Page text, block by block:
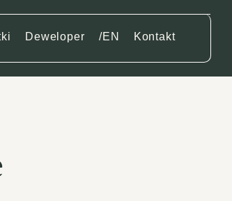
Deweloper /EN Kontakt